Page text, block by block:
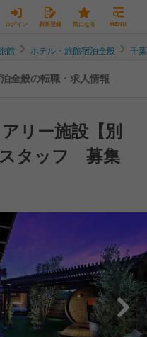
ログイン 新規登録 気になる MENU
館 ホテル・旅館宿泊全般 千
全般の転職・求人情報
リー施設【別
タッフ 募集